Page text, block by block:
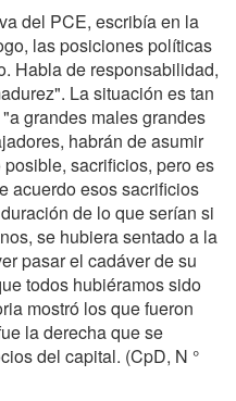
del PCE, escribía en la
las posiciones políticas
Habla de responsabilidad,
La situación es tan
grandes males grandes
habrán de asumir
sacrificios, pero es
acuerdo esos sacrificios
de lo que serían si
se hubiera sentado a la
pasar el cadáver de su
todos hubiéramos sido
mostró los que fueron
la derecha que se
del capital. (CpD, N °